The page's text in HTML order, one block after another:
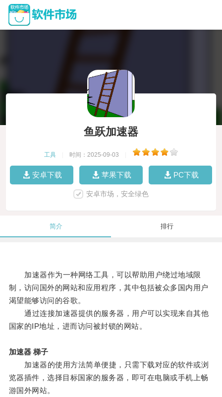
鱼跃加速器
工具 时间：2025-09-03
安卓下载 苹果下载 PC下载
安卓市场，安全绿色
简介 排行
加速器作为一种网络工具，可以帮助用户绕过地域限
制，访问国外的网站和应用程序，其中包括被众多国内用户
渴望能够访问的谷歌。
通过连接加速器提供的服务器，用户可以实现来自其他
国家的IP地址，进而访问被封锁的网站。
加速器 梯子
加速器的使用方法简单便捷，只需下载对应的软件或浏
览器插件，选择目标国家的服务器，即可在电脑或手机上畅
游国外网站。